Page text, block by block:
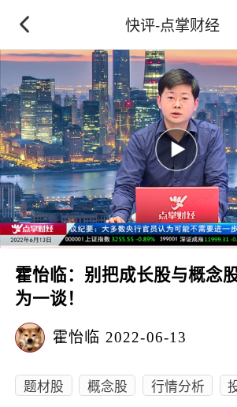
快评-点掌财经
霍怡临：别把成长股与概念
为一谈！
霍怡临 2022-06-13
题材股 概念股 行情分析